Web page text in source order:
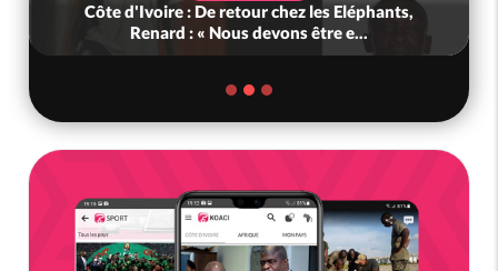
Côte d'Ivoire : De retour chez les Eléphants,
Renard : « Nous devons être e...